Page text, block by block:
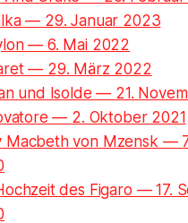
— 29. Januar 2023
— 6. Mai 2022
— 29. März 2022
und Isolde — 21.
— 2. Oktober 2021
Macbeth von Mzensk —
des Figaro — 17.